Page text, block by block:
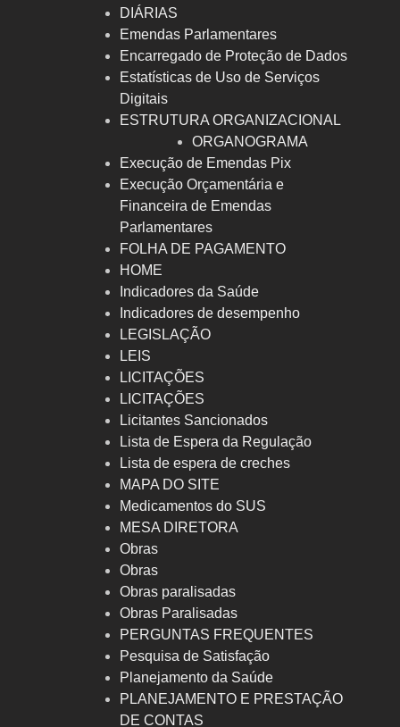
DIÁRIAS
Emendas Parlamentares
Encarregado de Proteção de Dados
Estatísticas de Uso de Serviços
Digitais
ESTRUTURA ORGANIZACIONAL
ORGANOGRAMA
Execução de Emendas Pix
Execução Orçamentária e
Financeira de Emendas
Parlamentares
FOLHA DE PAGAMENTO
HOME
Indicadores da Saúde
Indicadores de desempenho
LEGISLAÇÃO
LEIS
LICITAÇÕES
LICITAÇÕES
Licitantes Sancionados
Lista de Espera da Regulação
Lista de espera de creches
MAPA DO SITE
Medicamentos do SUS
MESA DIRETORA
Obras
Obras
Obras paralisadas
Obras Paralisadas
PERGUNTAS FREQUENTES
Pesquisa de Satisfação
Planejamento da Saúde
PLANEJAMENTO E PRESTAÇÃO
DE CONTAS